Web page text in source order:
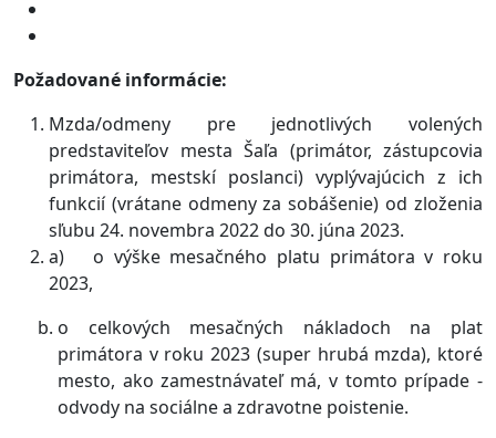
Požadované informácie:
Mzda/odmeny pre jednotlivých volených
predstaviteľov mesta Šaľa (primátor, zástupcovia
primátora, mestskí poslanci) vyplývajúcich z ich
funkcií (vrátane odmeny za sobášenie) od zloženia
sľubu 24. novembra 2022 do 30. júna 2023.
a) o výške mesačného platu primátora v roku
2023,
o celkových mesačných nákladoch na plat
primátora v roku 2023 (super hrubá mzda), ktoré
mesto, ako zamestnávateľ má, v tomto prípade -
odvody na sociálne a zdravotne poistenie.